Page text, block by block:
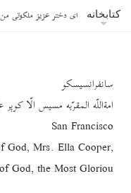
کتابخانه
سانفرانسیسکو
امة‌اللّه المقرّبه مسیس الّا کوپر
San Francisco
,To the favoured maidservant of God, Mrs. Ella Cooper
God, the Most Gloriou